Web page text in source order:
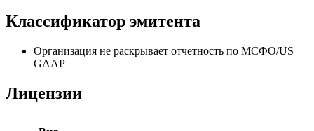
Газпром газораспределение Уфа, акция обыкновенная,
GSRB Московская биржа. OTC: Акции T+ - безадресные
Классификатор эмитента
Организация не раскрывает отчетность по МСФО/US